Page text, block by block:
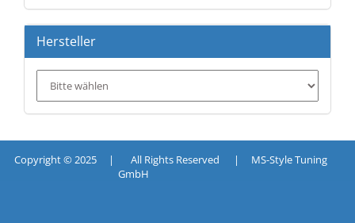
Hersteller
Copyright © 2025 | All Rights Reserved | MS-Style Tuning
GmbH